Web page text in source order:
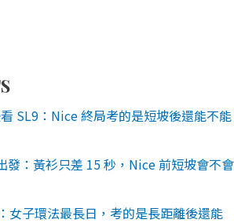
SL9：Nice 終局考的是短坡後還能不能
發：黃衫只差 15 秒，Nice 前短坡會不會
女子環法最長日，考的是長距離後還能